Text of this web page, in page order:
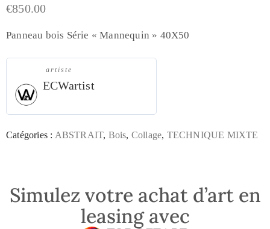
€850.00
Panneau bois Série « Mannequin » 40X50
artiste
ECWartist
Catégories : ABSTRAIT, Bois, Collage, TECHNIQUE MIXTE
Simulez votre achat d’art en
leasing avec